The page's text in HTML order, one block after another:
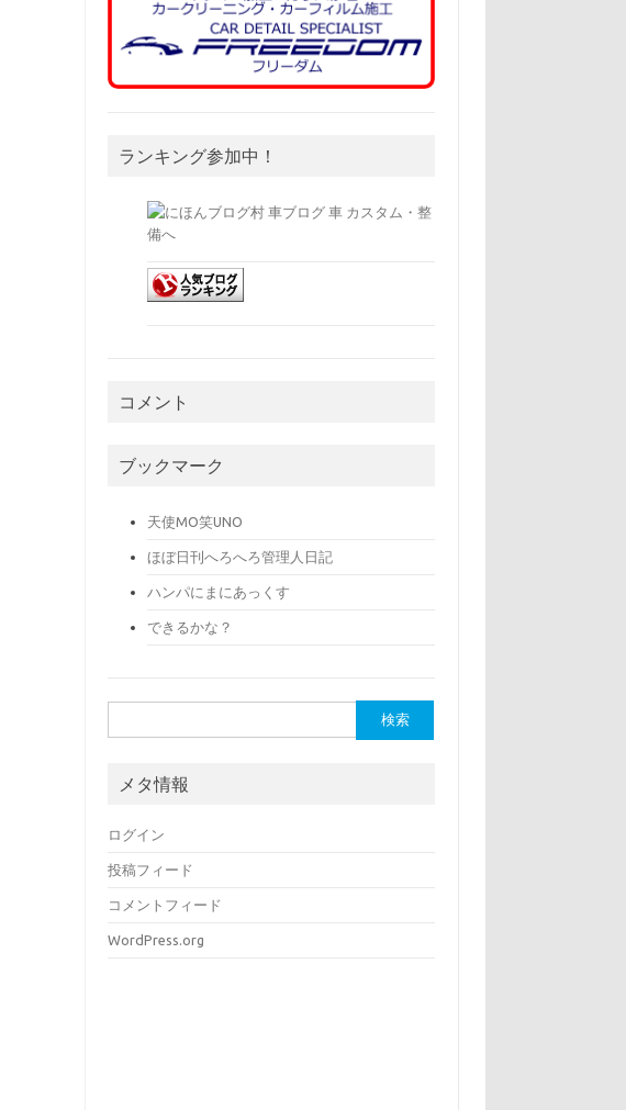
ランキング参加中！
コメント
ブックマーク
天使MO笑UNO
ほぼ日刊へろへろ管理人日記
ハンパにまにあっくす
できるかな？
索:
メタ情報
ログイン
投稿フィード
コメントフィード
WordPress.org